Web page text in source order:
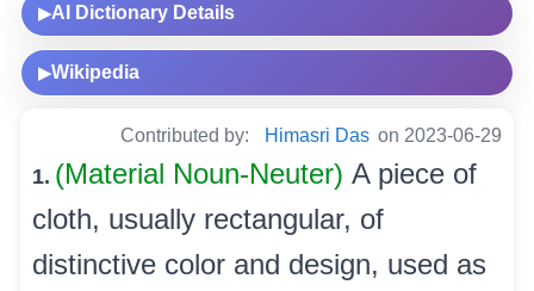
▶AI Dictionary Details
▶Wikipedia
Contributed by: Himasri Das on 2023-06-29
1. (Material Noun-Neuter) A piece of
cloth, usually rectangular, of
distinctive color and design, used as